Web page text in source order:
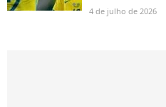
4 de julho de 2026